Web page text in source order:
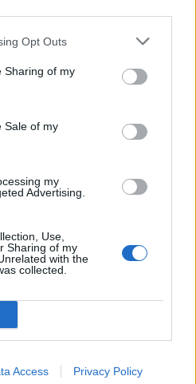
Opt Outs
Sharing of my
Sale of my
my
Advertising.
Use,
Sharing of my
with the
collected.
Access Privacy Policy
un bando
nuove